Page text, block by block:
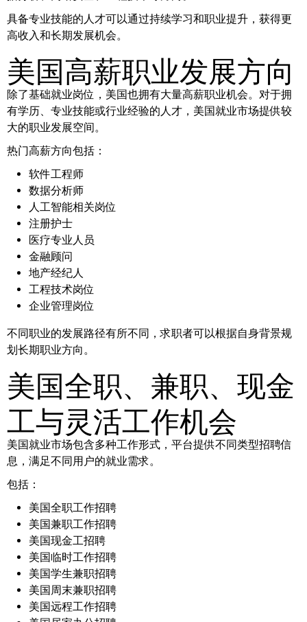
具备专业技能的人才可以通过持续学习和职业提升，获得更
高收入和长期发展机会。
美国高薪职业发展方向
除了基础就业岗位，美国也拥有大量高薪职业机会。对于拥
有学历、专业技能或行业经验的人才，美国就业市场提供较
大的职业发展空间。
热门高薪方向包括：
软件工程师
数据分析师
人工智能相关岗位
注册护士
医疗专业人员
金融顾问
地产经纪人
工程技术岗位
企业管理岗位
不同职业的发展路径有所不同，求职者可以根据自身背景规
划长期职业方向。
美国全职、兼职、现金
工与灵活工作机会
美国就业市场包含多种工作形式，平台提供不同类型招聘信
息，满足不同用户的就业需求。
包括：
美国全职工作招聘
美国兼职工作招聘
美国现金工招聘
美国临时工作招聘
美国学生兼职招聘
美国周末兼职招聘
美国远程工作招聘